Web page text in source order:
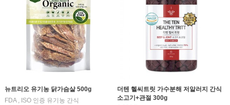
뉴트리오 유기농 닭가슴살 500g
FDA , ISO 인증 유기농 간식
더텐 헬씨트릿 가수분해 저알러지 간식
소고기+관절 300g